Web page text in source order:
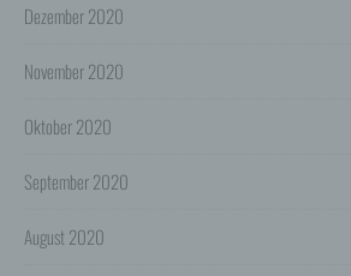
Dezember 2020
November 2020
Oktober 2020
September 2020
August 2020
genannten Verwendung, für die
- Die Zurverfügungstellung,
- Die Gewährleistung eines effektiven
Wir übermitteln die Daten der Nutzer
an einen Zahlungsdienstleister) oder